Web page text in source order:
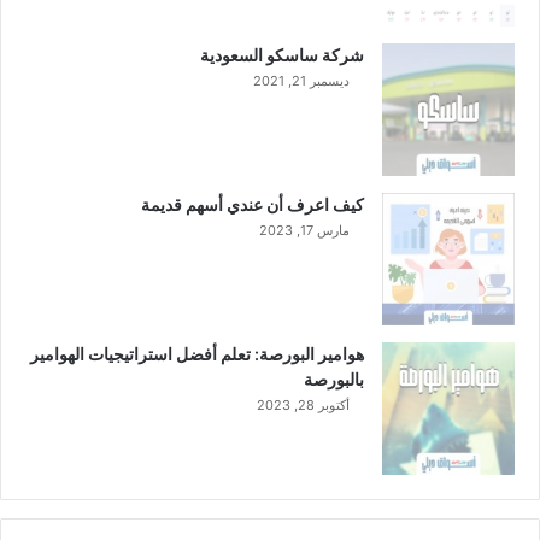
شركة ساسكو السعودية
ديسمبر 21, 2021
كيف اعرف أن عندي أسهم قديمة
مارس 17, 2023
هوامير البورصة: تعلم أفضل استراتيجيات الهوامير
بالبورصة
أكتوبر 28, 2023